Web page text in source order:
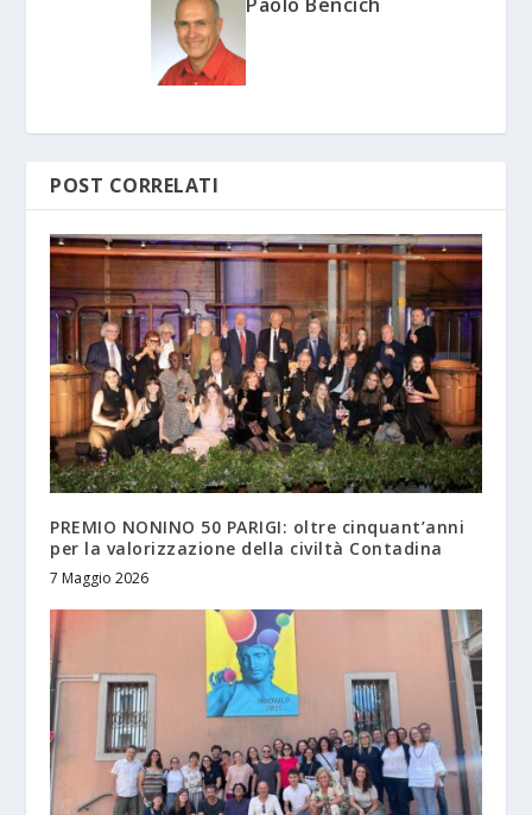
POST CORRELATI
PREMIO NONINO 50 PARIGI: oltre cinquant’anni
per la valorizzazione della civiltà Contadina
7 Maggio 2026